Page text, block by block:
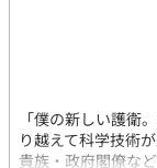
「僕の新しい護衛
り越えて科学技術
貴族・政府閣僚な